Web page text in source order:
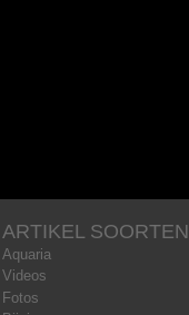
ARTIKEL SOORTEN
Aquaria
Videos
Fotos